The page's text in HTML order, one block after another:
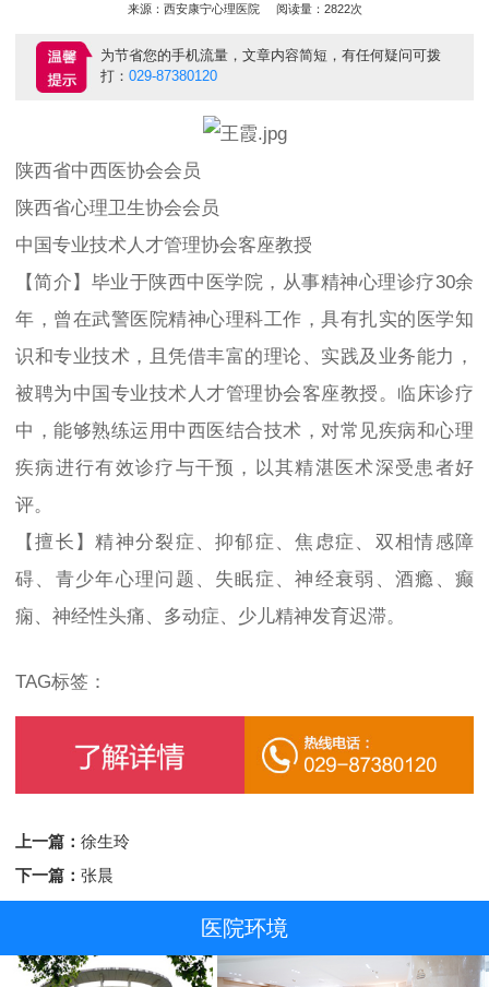
来源：西安康宁心理医院 阅读量：2822次
为节省您的手机流量，文章内容简短，有任何疑问可拨
打： 029-87380120
陕西省中西医协会会员
陕西省心理卫生协会会员
中国专业技术人才管理协会客座教授
【简介】毕业于陕西中医学院，从事精神心理诊疗30余
年，曾在武警医院精神心理科工作，具有扎实的医学知
识和专业技术，且凭借丰富的理论、实践及业务能力，
被聘为中国专业技术人才管理协会客座教授。临床诊疗
中，能够熟练运用中西医结合技术，对常见疾病和心理
疾病进行有效诊疗与干预，以其精湛医术深受患者好
评。
【擅长】精神分裂症、抑郁症、焦虑症、双相情感障
碍、青少年心理问题、失眠症、神经衰弱、酒瘾、癫
痫、神经性头痛、多动症、少儿精神发育迟滞。
TAG标签：
上一篇： 徐生玲
下一篇： 张晨
医院环境